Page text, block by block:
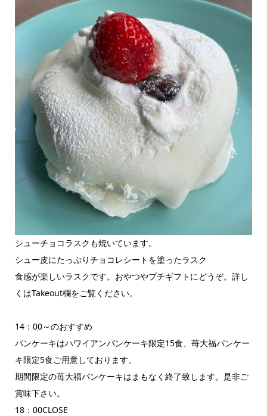
シューチョコラスクも焼いています。
シュー皮にたっぷりチョコレシートを塗ったラスク
食感が楽しいラスクです。おやつやプチギフトにどうぞ。詳し
くはTakeout欄をご覧ください。
14：00～のおすすめ
パンケーキはハワイアンパンケーキ限定15食、苺大福パンケー
キ限定5食ご用意しております。
期間限定の苺大福パンケーキはまもなく終了致します。是非ご
賞味下さい。
18：00CLOSE